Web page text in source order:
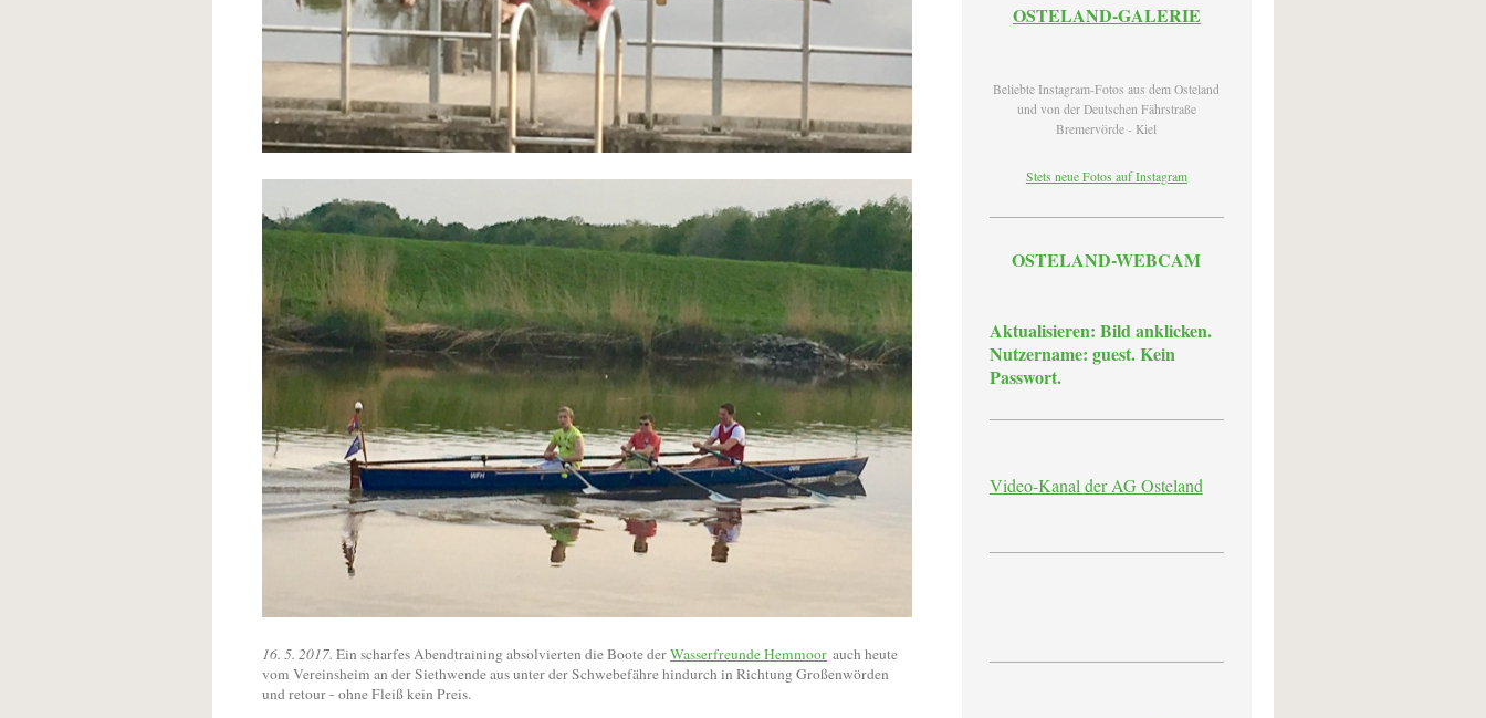
16. 5. 2017. Ein scharfes Abendtraining absolvierten die Boote derWasserfreunde Hemmoor auch heute
vom Vereinsheim an der Siethwende aus unter der Schwebefähre hindurch in Richtung Großenwörden
und retour - ohne Fleiß kein Preis.
OSTELAND-GALERIE
Beliebte Instagram-Fotos aus dem Osteland
und von der Deutschen Fährstraße
Bremervörde - Kiel
Stets neue Fotos auf Instagram
OSTELAND-WEBCAM
Aktualisieren: Bild anklicken.
Nutzername: guest. Kein
Passwort.
Video-Kanal der AG Osteland